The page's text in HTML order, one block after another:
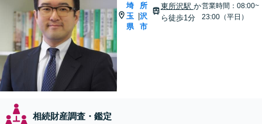
埼
玉
県
所
沢
市
東所沢駅 か
ら徒歩1分
営業時間：08:00~
23:00（平日）
相続財産調査・鑑定